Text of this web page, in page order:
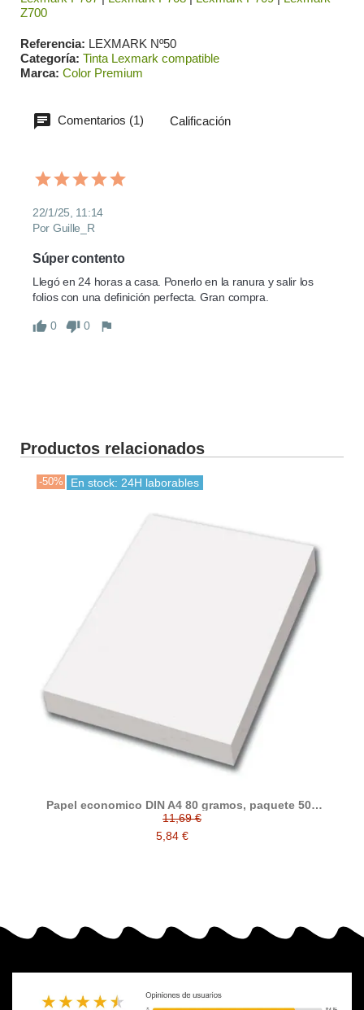
Z700
Referencia LEXMARK Nº50
Categoría Tinta Lexmark compatible
Marca Color Premium
Comentarios (1) Calificación
22/1/25, 11:14
Por Guille_R
Súper contento
Llegó en 24 horas a casa. Ponerlo en la ranura y salir los
folios con una definición perfecta. Gran compra.
0 0
Productos relacionados
-50% En stock: 24H laborables
Papel economico DIN A4 80 gramos, paquete 500
folios
11,69 €
5,84 €